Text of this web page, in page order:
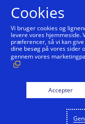
New Detail
Danske
i
Cookies
Vi bruger cookies og
levere vores hjemmeside.
præferencer, så vi kan
dine besøg på vores sider
gennem vores
Accepter